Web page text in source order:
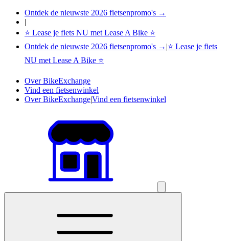
Ontdek de nieuwste 2026 fietsenpromo's →
|
⭐ Lease je fiets NU met Lease A Bike ⭐
Ontdek de nieuwste 2026 fietsenpromo's → |⭐ Lease je fiets
NU met Lease A Bike ⭐
Over BikeExchange
Vind een fietsenwinkel
Over BikeExchange|Vind een fietsenwinkel